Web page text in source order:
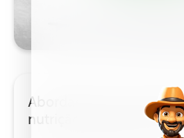
Abordagem da Nutri
nutrição vegetal